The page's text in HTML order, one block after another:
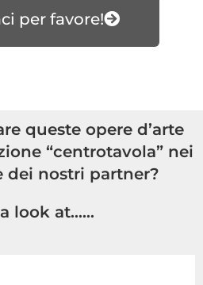
per favore!
queste opere d’arte
“centrotavola” nei
dei nostri partner?
look at……